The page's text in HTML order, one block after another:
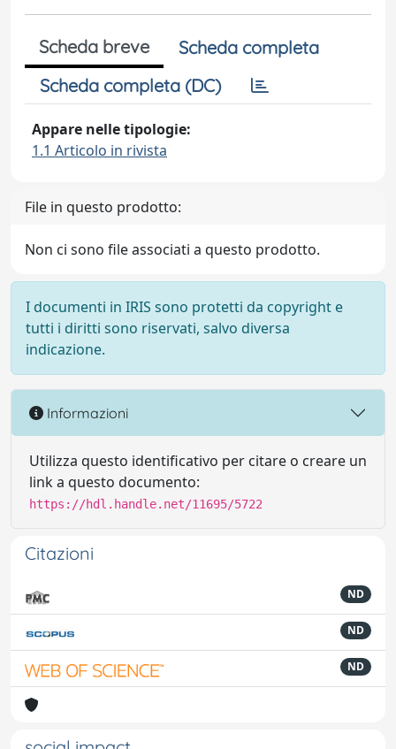
Scheda breve
Scheda completa
Scheda completa (DC)
Appare nelle tipologie:
1.1 Articolo in rivista
File in questo prodotto:
Non ci sono file associati a questo prodotto.
I documenti in IRIS sono protetti da copyright e
tutti i diritti sono riservati, salvo diversa
indicazione.
Informazioni
Utilizza questo identificativo per citare o creare un
link a questo documento:
https://hdl.handle.net/11695/5722
Citazioni
ND
ND
ND